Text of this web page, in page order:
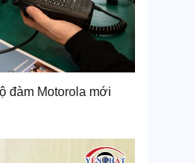
đàm Motorola mới